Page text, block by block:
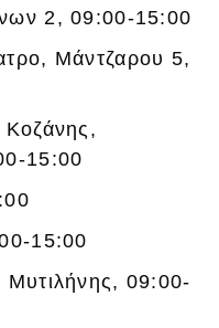
2, 09:00-15:00
Μάντζαρου 5,
Κοζάνης,
15:00
15:00
Μυτιλήνης, 09:00-